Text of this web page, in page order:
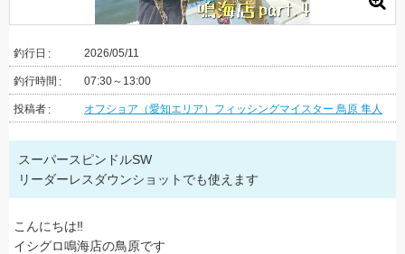
釣行日 2026/05/11
釣行時間 07:30～13:00
投稿者 オフショア（愛知エリア）フィッシングマイスター 鳥原 隼人
スーパースピンドルSW
リーダーレスダウンショットでも使えます
こんにちは‼
イシグロ鳴海店の鳥原です